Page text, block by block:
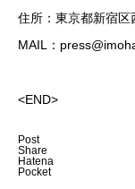
住所：東京都新宿
MAIL：
<END>
Post
Share
Hatena
Pocket